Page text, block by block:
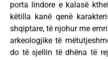
porta lindore e kalasë
këtilla kanë qenë
shqiptare, të njohur me
arkeologjike të
do të sjellin të dhëna të